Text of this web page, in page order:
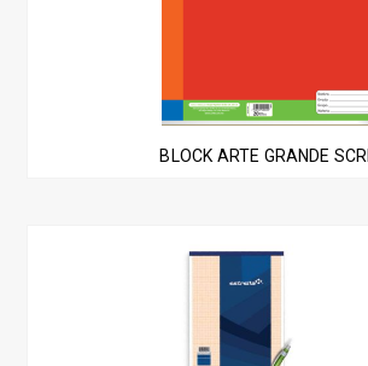
BLOCK ARTE GRANDE